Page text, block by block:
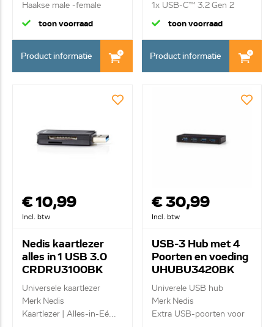
Haakse male -female
adapter...
toon voorraad
Product informatie
1x USB-C™ 3.2 Gen 2
Male | 2x ...
toon voorraad
Product informatie
€ 10,99
Incl. btw
Nedis kaartlezer
alles in 1 USB 3.0
CRDRU3100BK
Universele kaartlezer
Merk Nedis
Kaartlezer | Alles-in-Eé...
€ 30,99
Incl. btw
USB-3 Hub met 4
Poorten en voeding
UHUBU3420BK
Univerele USB hub
Merk Nedis
Extra USB-poorten voor